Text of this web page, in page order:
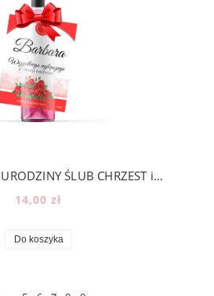
Etykieta na wino URODZINY ŚLUB CHRZEST imieniny rocznica [12]
14,00 zł
Do koszyka